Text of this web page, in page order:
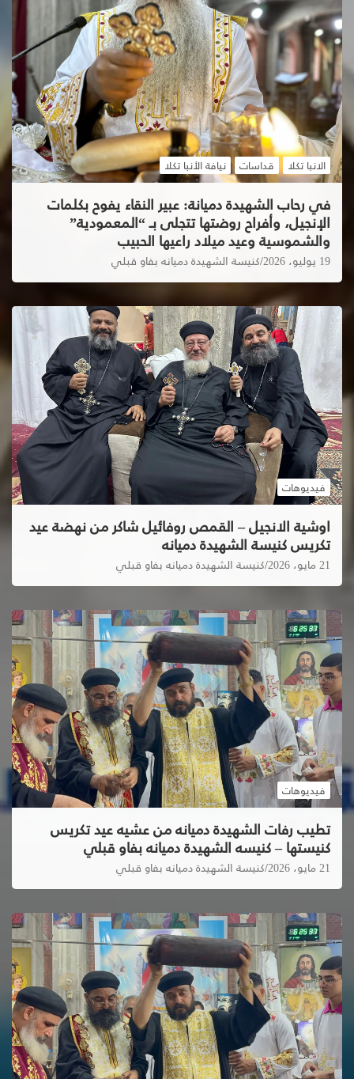
الانبا تكلا قداسات نيافة الأنبا تكلا
في رحاب الشهيدة دميانة: عبير النقاء يفوح بكلمات
الإنجيل، وأفراح روضتها تتجلى بـ “المعمودية”
والشموسية وعيد ميلاد راعيها الحبيب
19 يوليو، 2026 كنيسة الشهيدة دميانه بفاو قبلي
فيديوهات
اوشية الانجيل – القمص روفائيل شاكر من نهضة عيد
تكريس كنيسة الشهيدة دميانه
21 مايو، 2026 كنيسة الشهيدة دميانه بفاو قبلي
فيديوهات
تطيب رفات الشهيدة دميانه من عشيه عيد تكريس
كنيستها – كنيسه الشهيدة دميانه بفاو قبلي
21 مايو، 2026 كنيسة الشهيدة دميانه بفاو قبلي